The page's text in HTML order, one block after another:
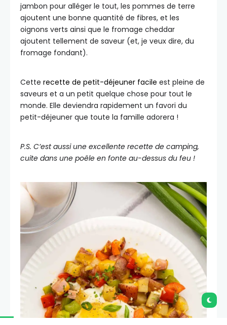
jambon pour alléger le tout, les pommes de terre
ajoutent une bonne quantité de fibres, et les
oignons verts ainsi que le fromage cheddar
ajoutent tellement de saveur (et, je veux dire, du
fromage fondant).
Cette recette de petit-déjeuner facile est pleine de
saveurs et a un petit quelque chose pour tout le
monde. Elle deviendra rapidement un favori du
petit-déjeuner que toute la famille adorera !
P.S. C’est aussi une excellente recette de camping,
cuite dans une poêle en fonte au-dessus du feu !